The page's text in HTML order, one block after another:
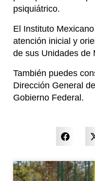
psiquiátrico.
El Instituto
atención inicial y
de sus Unidades de
También puedes
Dirección General
Gobierno Federal.